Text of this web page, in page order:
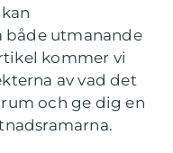
både utmanande
kommer vi
av vad det
och ge dig en